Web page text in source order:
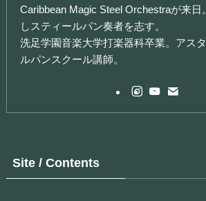
Caribbean Magic Steel Orchestraが来日
しスティールパン奏者を志す。
洗足学園音楽大学打楽器科卒業。アス
ルパンスクール講師。
Site / Contents